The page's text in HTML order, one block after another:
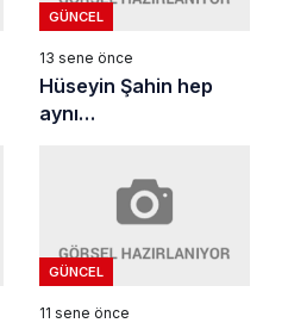
GÜNCEL
13 sene önce
Hüseyin Şahin hep
aynı…
GÜNCEL
11 sene önce